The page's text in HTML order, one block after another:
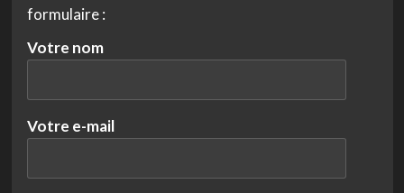
formulaire :
Votre nom
Votre e-mail